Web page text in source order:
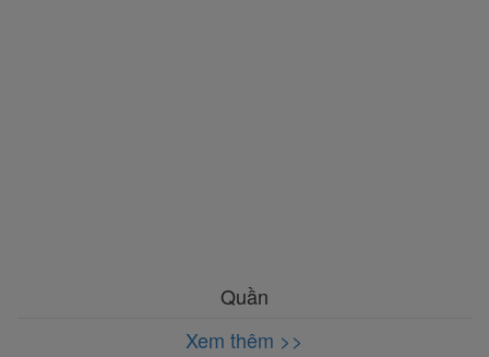
Quần
Xem thêm >>